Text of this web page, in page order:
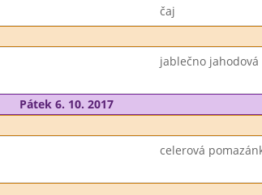
čaj
jablečno
Pátek 6. 10. 2017
celerová